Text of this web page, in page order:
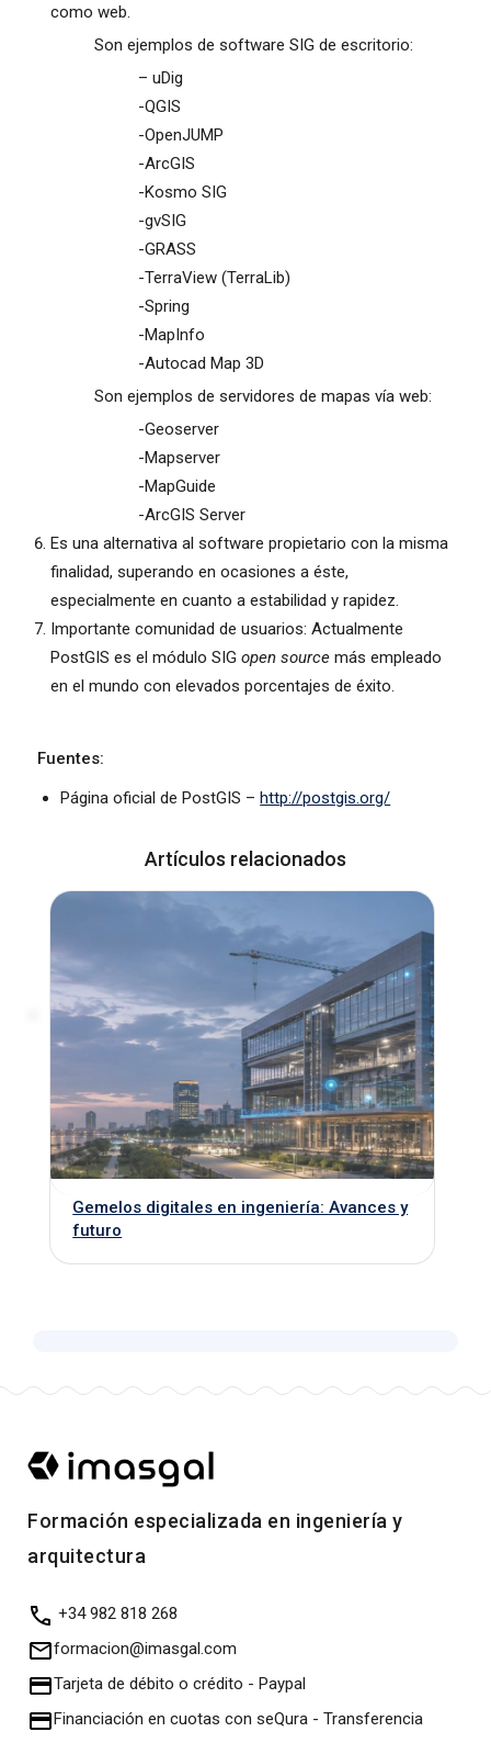
como web.
Son ejemplos de software SIG de escritorio:
– uDig
-QGIS
-OpenJUMP
-ArcGIS
-Kosmo SIG
-gvSIG
-GRASS
-TerraView (TerraLib)
-Spring
-MapInfo
-Autocad Map 3D
Son ejemplos de servidores de mapas vía web:
-Geoserver
-Mapserver
-MapGuide
-ArcGIS Server
Es una alternativa al software propietario con la misma
finalidad, superando en ocasiones a éste,
especialmente en cuanto a estabilidad y rapidez.
Importante comunidad de usuarios: Actualmente
PostGIS es el módulo SIGopen source más empleado
en el mundo con elevados porcentajes de éxito.
Fuentes:
Página oficial de PostGIS –http://postgis.org/
Artículos relacionados
Gemelos digitales en ingeniería: Avances y
futuro
Formación especializada en ingeniería y
arquitectura
+34 982 818 268
formacion@imasgal.com
Tarjeta de débito o crédito - Paypal
Financiación en cuotas con seQura - Transferencia